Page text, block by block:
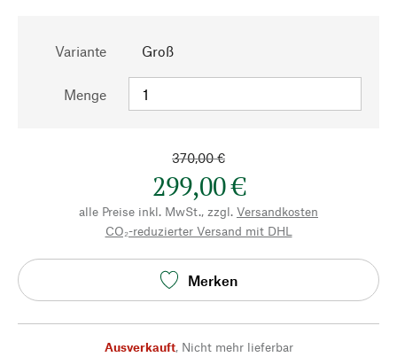
Variante Groß
Menge
370,00 €
299,00 €
alle Preise inkl. MwSt., zzgl. Versandkosten
CO₂-reduzierter Versand mit DHL
Merken
Ausverkauft, Nicht mehr lieferbar